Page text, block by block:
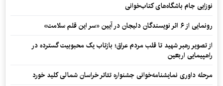
نوزایی جام باشگاه‌های کتاب‌خوانی
رونمایی از ۶ اثر نویسندگان دلیجان در آیین «سر این قلم سلامت»
از تصویر رهبر شهید تا قلب مردم عراق؛ بازتاب یک محبوبیت گسترده در
راهپیمایی اربعین
مرحله داوری نمایشنامه‌خوانی جشنواره تئاتر خراسان شمالی کلید خورد